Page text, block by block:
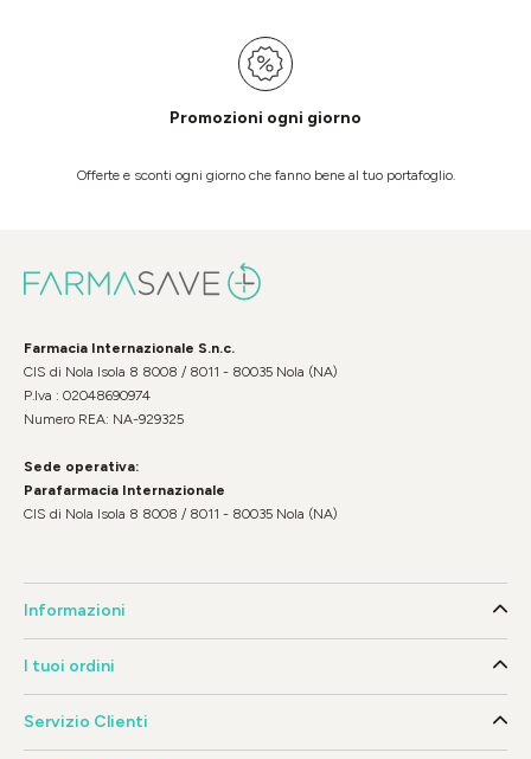
Promozioni ogni giorno
Offerte e sconti ogni giorno che fanno bene al tuo portafoglio.
Farmacia Internazionale S.n.c.
CIS di Nola Isola 8 8008 / 8011 - 80035 Nola (NA)
P.Iva : 02048690974
Numero REA: NA-929325
Sede operativa:
Parafarmacia Internazionale
CIS di Nola Isola 8 8008 / 8011 - 80035 Nola (NA)
Informazioni
I tuoi ordini
Servizio Clienti